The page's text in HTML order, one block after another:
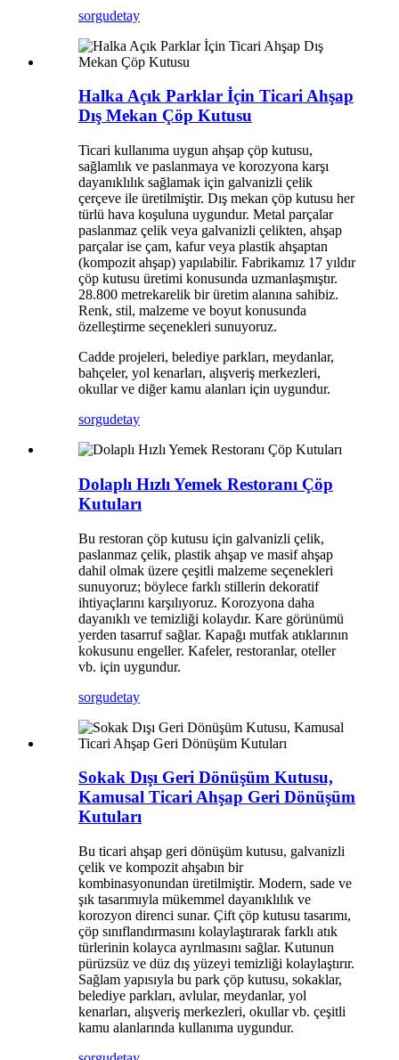
sorgudetay
Halka Açık Parklar İçin Ticari Ahşap
Dış Mekan Çöp Kutusu
Ticari kullanıma uygun ahşap çöp kutusu,
sağlamlık ve paslanmaya ve korozyona karşı
dayanıklılık sağlamak için galvanizli çelik
çerçeve ile üretilmiştir. Dış mekan çöp kutusu her
türlü hava koşuluna uygundur. Metal parçalar
paslanmaz çelik veya galvanizli çelikten, ahşap
parçalar ise çam, kafur veya plastik ahşaptan
(kompozit ahşap) yapılabilir. Fabrikamız 17 yıldır
çöp kutusu üretimi konusunda uzmanlaşmıştır.
28.800 metrekarelik bir üretim alanına sahibiz.
Renk, stil, malzeme ve boyut konusunda
özelleştirme seçenekleri sunuyoruz.
Cadde projeleri, belediye parkları, meydanlar,
bahçeler, yol kenarları, alışveriş merkezleri,
okullar ve diğer kamu alanları için uygundur.
sorgudetay
Dolaplı Hızlı Yemek Restoranı Çöp
Kutuları
Bu restoran çöp kutusu için galvanizli çelik,
paslanmaz çelik, plastik ahşap ve masif ahşap
dahil olmak üzere çeşitli malzeme seçenekleri
sunuyoruz; böylece farklı stillerin dekoratif
ihtiyaçlarını karşılıyoruz. Korozyona daha
dayanıklı ve temizliği kolaydır. Kare görünümü
yerden tasarruf sağlar. Kapağı mutfak atıklarının
kokusunu engeller. Kafeler, restoranlar, oteller
vb. için uygundur.
sorgudetay
Sokak Dışı Geri Dönüşüm Kutusu,
Kamusal Ticari Ahşap Geri Dönüşüm
Kutuları
Bu ticari ahşap geri dönüşüm kutusu, galvanizli
çelik ve kompozit ahşabın bir
kombinasyonundan üretilmiştir. Modern, sade ve
şık tasarımıyla mükemmel dayanıklılık ve
korozyon direnci sunar. Çift çöp kutusu tasarımı,
çöp sınıflandırmasını kolaylaştırarak farklı atık
türlerinin kolayca ayrılmasını sağlar. Kutunun
pürüzsüz ve düz dış yüzeyi temizliği kolaylaştırır.
Sağlam yapısıyla bu park çöp kutusu, sokaklar,
belediye parkları, avlular, meydanlar, yol
kenarları, alışveriş merkezleri, okullar vb. çeşitli
kamu alanlarında kullanıma uygundur.